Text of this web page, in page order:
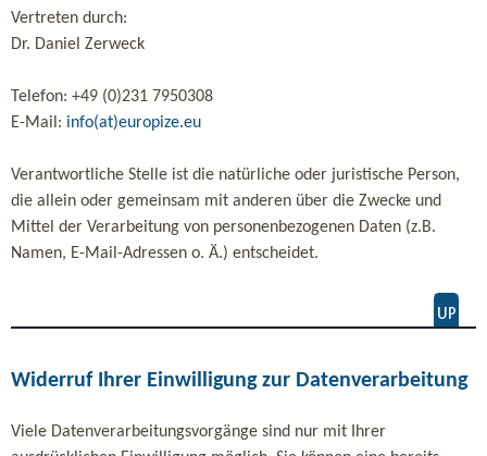
Vertreten durch:
Dr. Daniel Zerweck
Telefon: +49 (0)231 7950308
E-Mail: info(at)europize.eu
Verantwortliche Stelle ist die natürliche oder juristische Person,
die allein oder gemeinsam mit anderen über die Zwecke und
Mittel der Verarbeitung von personenbezogenen Daten (z.B.
Namen, E-Mail-Adressen o. Ä.) entscheidet.
Widerruf Ihrer Einwilligung zur Datenverarbeitung
Viele Datenverarbeitungsvorgänge sind nur mit Ihrer